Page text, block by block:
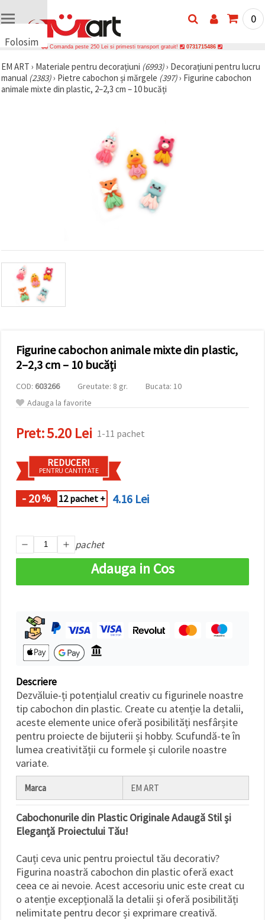
Folosim
uri
🍪 Folosim
cookie-uri
afișa
conținut și
reclame
relevante,
analiză și
marketing.
Puteți fi de
acord să
utilizați
toate
cookie -
clic pe
"acceptati
indicați
preferințele
selectând
un tip de
pe butonul
"Salvați"
Аcceptati
Setări
0
Comanda peste 250 Lei si primesti transport gratuit! 0731715486
EM ART › Materiale pentru decorațiuni (6993)› Decorațiuni pentru lucru
manual (2383)› Pietre cabochon și mărgele (397)› Figurine cabochon
animale mixte din plastic, 2–2,3 cm – 10 bucăți
Figurine cabochon animale mixte din plastic,
2–2,3 cm – 10 bucăți
COD: 603266 Greutate: 8 gr.
Bucata: 10
Adauga la favorite
Pret:5.20 Lei 1-11 pachet
REDUCERI
PENTRU CANTITATE
- 20% 12 pachet + 4.16 Lei
pachet
Adauga in Cos
Descriere
Dezvăluie-ți potențialul creativ cu figurinele noastre
tip cabochon din plastic. Create cu atenție la detalii,
aceste elemente unice oferă posibilități nesfârșite
pentru proiecte de bijuterii și hobby. Scufundă-te în
lumea creativității cu formele și culorile noastre
variate.
Marca EM ART
Cabochonurile din Plastic Originale Adaugă Stil și
Eleganță Proiectului Tău!
Cauți ceva unic pentru proiectul tău decorativ?
Figurina noastră cabochon din plastic oferă exact
ceea ce ai nevoie. Acest accesoriu unic este creat cu
o atenție excepțională la detalii și oferă posibilități
nelimitate pentru decor și exprimare creativă.